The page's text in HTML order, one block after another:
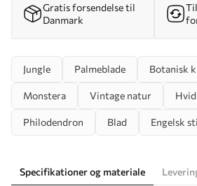
Gratis forsendelse til
Danmark
Jungle Palmeblade Botanisk
Monstera Vintage natur
Philodendron Blad Engelsk
Specifikationer og materiale